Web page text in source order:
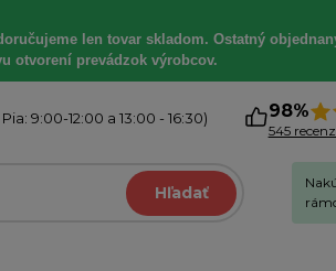
len tovar skladom. Ostatný
otvorení prevádzok výrobcov.
9:00-12:00 a 13:00 - 16:30) 98%
545
Hľadať